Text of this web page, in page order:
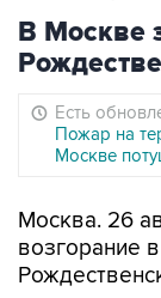
В Москве
Есть
Пожар на
Москве
Москва. 26
возгорание